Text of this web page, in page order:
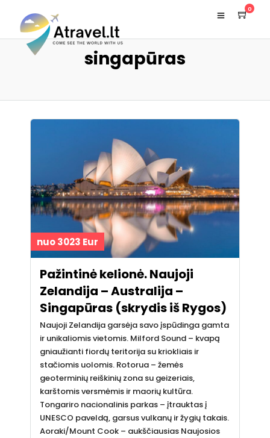
0
singapūras
nuo 3023 Eur
Pažintinė kelionė. Naujoji
Zelandija – Australija –
Singapūras (skrydis iš Rygos)
Naujoji Zelandija garsėja savo įspūdinga gamta
ir unikaliomis vietomis. Milford Sound – kvapą
gniaužianti fiordų teritorija su kriokliais ir
stačiomis uolomis. Rotorua – žemės
geoterminių reiškinių zona su geizeriais,
karštomis versmėmis ir maorių kultūra.
Tongariro nacionalinis parkas – įtrauktas į
UNESCO paveldą, garsus vulkanų ir žygių takais.
Aoraki/Mount Cook – aukščiausias Naujosios